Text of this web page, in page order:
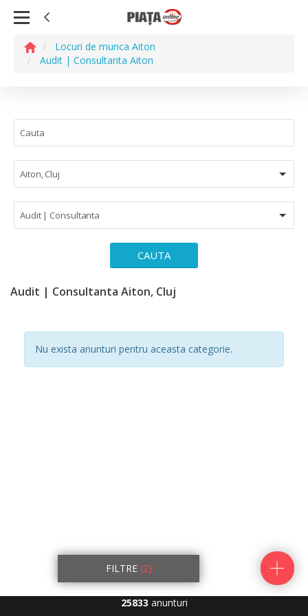
Locuri de munca Aiton
Audit | Consultanta Aiton
Aiton, Cluj
Audit | Consultanta
CAUTA
Audit | Consultanta Aiton, Cluj
Nu exista anunturi pentru aceasta categorie.
FILTRE (2)
25833 anunturi